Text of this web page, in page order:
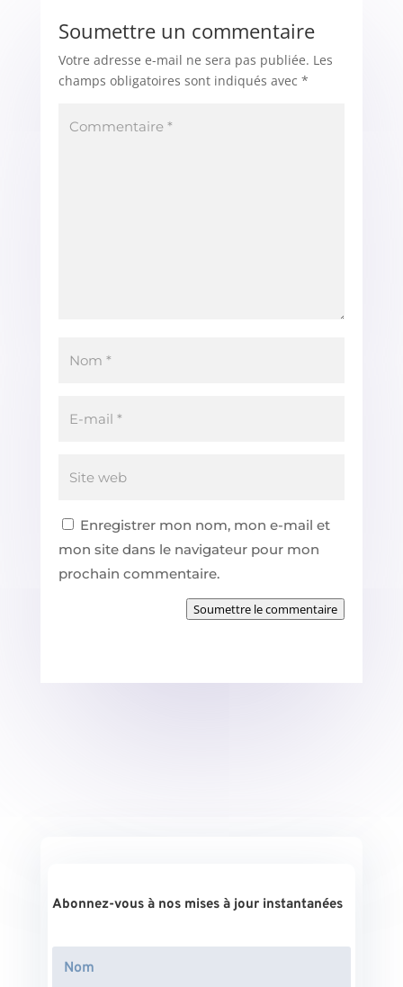
Soumettre un commentaire
Votre adresse e-mail ne sera pas publiée. Les
champs obligatoires sont indiqués avec *
Enregistrer mon nom, mon e-mail et
mon site dans le navigateur pour mon
prochain commentaire.
Soumettre le commentaire
Abonnez-vous à nos mises à jour instantanées